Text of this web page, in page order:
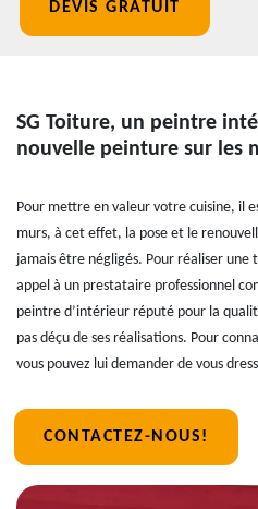
DEVIS GRATUIT
SG Toiture, un peintre
nouvelle peinture sur les
Pour mettre en valeur votre cuisine, il
murs, à cet effet, la pose et le
jamais être négligés. Pour réaliser une
appel à un prestataire professionnel
peintre d’intérieur réputé pour la
pas déçu de ses réalisations. Pour
vous pouvez lui demander de vous
CONTACTEZ-NOUS!